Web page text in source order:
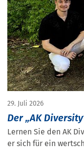
29. Juli 2026
Der „AK
Lernen Sie den AK
er sich für ein